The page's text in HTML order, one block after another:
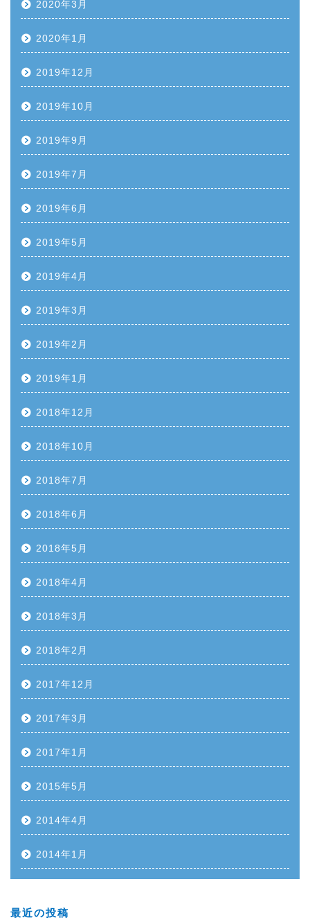
2020年3月
2020年1月
2019年12月
2019年10月
2019年9月
2019年7月
2019年6月
2019年5月
2019年4月
2019年3月
2019年2月
2019年1月
2018年12月
2018年10月
2018年7月
2018年6月
2018年5月
2018年4月
2018年3月
2018年2月
2017年12月
2017年3月
2017年1月
2015年5月
2014年4月
2014年1月
最近の投稿